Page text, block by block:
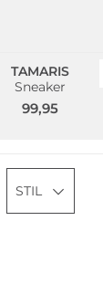
TAMARIS
Sneaker
99,95
STIL